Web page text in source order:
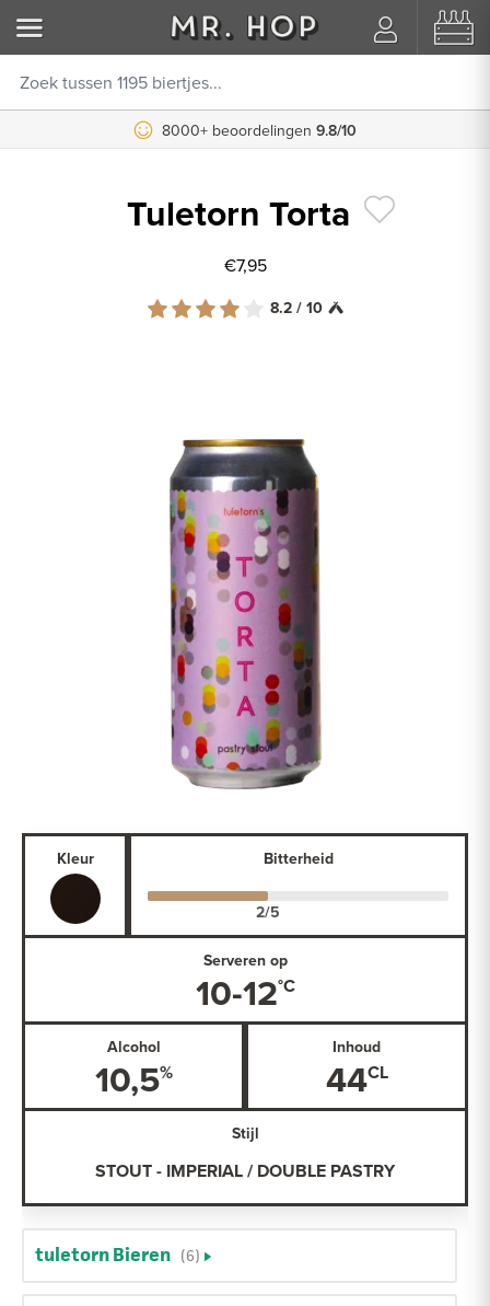
8000+ beoordelingen 9.8/10
Tuletorn Torta
€7,95
8.2 / 10
Kleur Bitterheid
Serveren op
10-12
Alcohol
10,5
Inhoud
44
Stijl
STOUT - IMPERIAL / DOUBLE PASTRY
tuletorn Bieren (6)